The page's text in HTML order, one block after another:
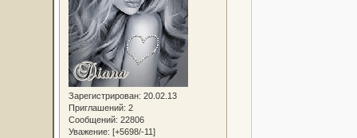
Зарегистрирован: 20.02.13
Приглашений: 2
Сообщений: 22806
Уважение: [+5698/-11]